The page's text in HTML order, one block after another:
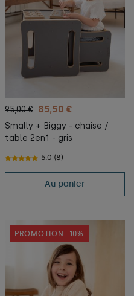
95,00 € 85,50 €
Smally + Biggy - chaise /
table 2en1 - gris
5.0 (8)
Au panier
PROMOTION -10%